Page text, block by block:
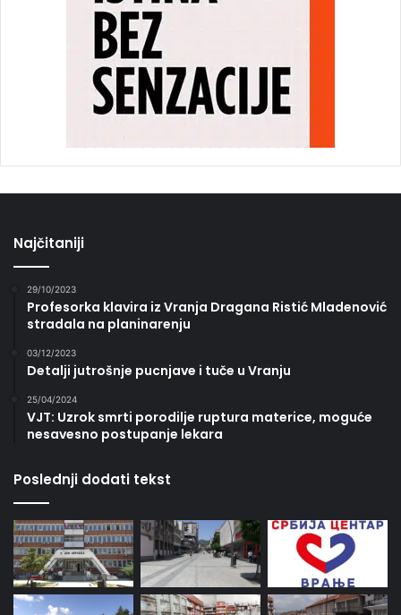
Najčitaniji
29/10/2023
Profesorka klavira iz Vranja Dragana Ristić Mladenović
stradala na planinarenju
03/12/2023
Detalji jutrošnje pucnjave i tuče u Vranju
25/04/2024
VJT: Uzrok smrti porodilje ruptura materice, moguće
nesavesno postupanje lekara
Poslednji dodati tekst